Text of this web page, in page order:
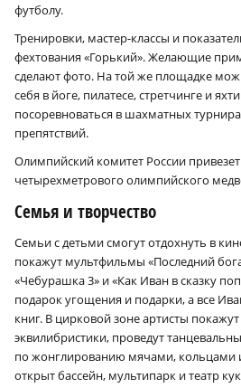
футболу.
Тренировки, мастер-классы и
фехтования «Горький». Желающие
сделают фото. На той же площадке
себя в йоге, пилатесе, стретчинге и
посоревноваться в шахматных
препятствий.
Олимпийский комитет России
четырехметрового олимпийского
Семья и творчество
Семьи с детьми смогут отдохнуть в
покажут мультфильмы «Последний
«Чебурашка 3» и «Как Иван в сказку
подарок угощения и подарки, а все
книг. В цирковой зоне артисты
эквилибристики, проведут
по жонглированию мячами, кольцами
открыт бассейн, мультипарк и театр